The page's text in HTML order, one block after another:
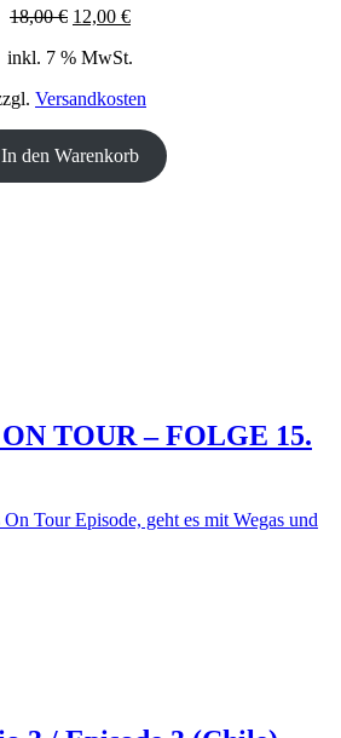
18,00€ Ursprünglicher
war:
12,00 €Aktueller
ist:
inkl. 7 % MwSt.
Versandkosten
In den Warenkorb
TOUR – FOLGE 15.
Tour Episode, geht es mit Wegas und